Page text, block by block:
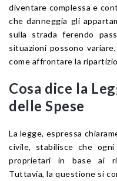
diventare complessa e
che danneggia gli
sulla strada ferendo
situazioni possono
come affrontare la
Cosa dice la
delle Spese
La legge, espressa
civile, stabilisce che
proprietari in base ai
Tuttavia, la questione si